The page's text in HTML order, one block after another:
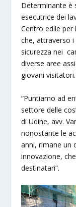
Determinante è
esecutrice dei
Centro edile per
che, attraverso
sicurezza nei
diverse aree
giovani visitatori.
“Puntiamo ad
settore delle
di Udine, avv.
nonostante le
anni, rimane un
innovazione,
destinatari”.